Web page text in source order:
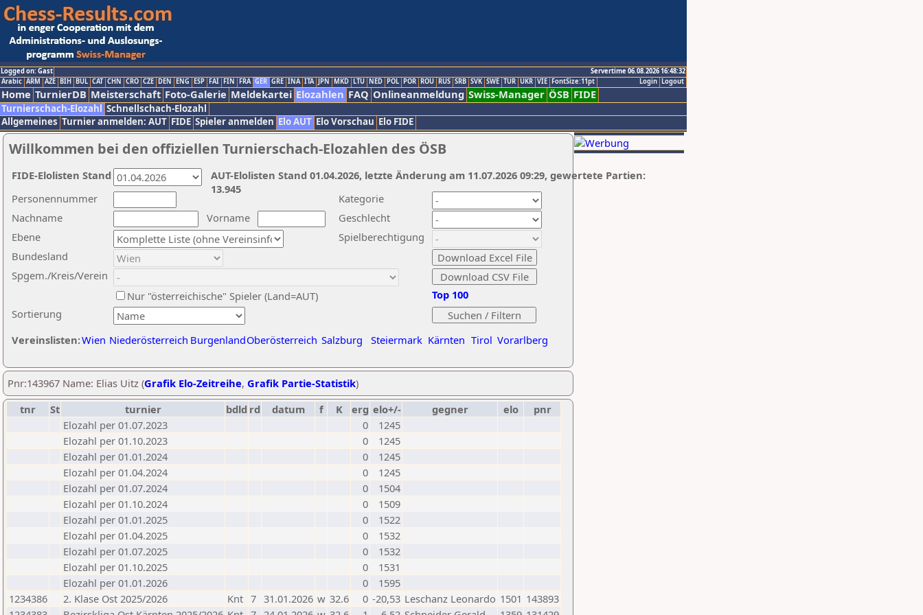
Logged on: Gast
Servertime 06.08.2026 16:48:32
Logout
Login
Arabic ARM AZE BIH BUL CAT CHN CRO CZE DEN ENG ESP FAI FIN FRA GER GRE INA ITA JPN MKD LTU NED POL POR ROU RUS SRB SVK SWE TUR UKR VIE FontSize:11pt
Home TurnierDB Meisterschaft Foto-Galerie Meldekartei Elozahlen FAQ Onlineanmeldung Swiss-Manager ÖSB FIDE
Turnierschach-Elozahl Schnellschach-Elozahl
Allgemeines Turnier anmelden: AUT FIDE Spieler anmelden Elo AUT Elo Vorschau Elo FIDE
Willkommen bei den offiziellen Turnierschach-Elozahlen des ÖSB
Nachname
Vorname
Ebene
Kategorie
Sortierung
Personennummer
Bundesland
Spgem./Kreis/Verein
Geschlecht
Nur "österreichische" Spieler (Land=AUT)
Spielberechtigung
Vereinslisten:Wien Niederösterreich BurgenlandOberösterreich Salzburg Steiermark Kärnten Tirol Vorarlberg
Top 100
AUT-Elolisten Stand 01.04.2026, letzte Änderung am 11.07.2026 09:29, gewertete Partien:
13.945
FIDE-Elolisten Stand
Pnr:143967 Name: Elias Uitz (Grafik Elo-Zeitreihe, Grafik Partie-Statistik)
tnr
St turnier bdld rd datum f K erg elo+/- gegner elo
pnr
Elozahl per 01.07.2023
0
1245
Elozahl per 01.10.2023
0
1245
Elozahl per 01.01.2024
0
1245
Elozahl per 01.04.2024
0
1245
Elozahl per 01.07.2024
0
1504
Elozahl per 01.10.2024
0
1509
Elozahl per 01.01.2025
0
1522
Elozahl per 01.04.2025
0
1532
Elozahl per 01.07.2025
0
1532
Elozahl per 01.10.2025
0
1531
Elozahl per 01.01.2026
0
1595
1234386
2. Klase Ost 2025/2026 Knt 7 31.01.2026 w 32.6 0 -20,53 Leschanz Leonardo 1501 143893